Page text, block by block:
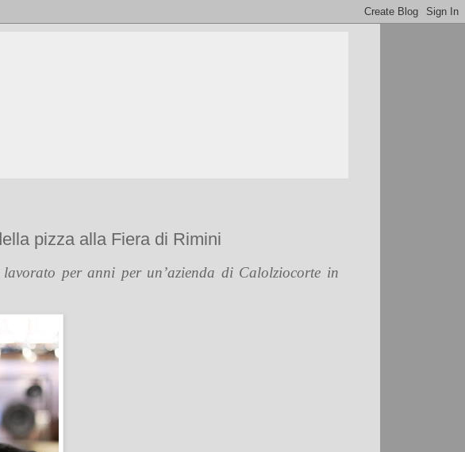
pizza alla Fiera di Rimini
per anni per un’azienda di Calolziocorte in